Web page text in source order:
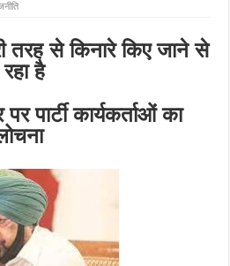
तरह से किनारे किए जाने से
है
पार्टी कार्यकर्ताओं का